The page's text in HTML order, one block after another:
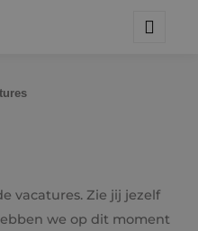
vacatures. Zie jij jezelf
we op dit moment